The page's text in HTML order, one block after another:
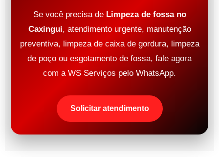
Se você precisa de Limpeza de fossa no
Caxingui, atendimento urgente, manutenção
preventiva, limpeza de caixa de gordura, limpeza
de poço ou esgotamento de fossa, fale agora
com a WS Serviços pelo WhatsApp.
Solicitar atendimento